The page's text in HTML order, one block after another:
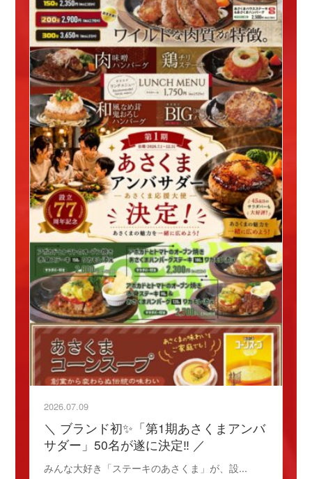
2026.07.09
＼ ブランド初✨「第1期あさくまアンバ
サダー」50名が遂に決定‼️ ／
みんな大好き「ステーキのあさくま」が、設...